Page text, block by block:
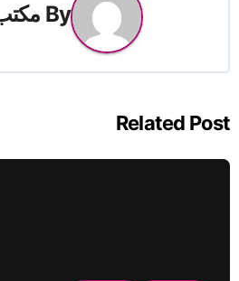
By
Related Post